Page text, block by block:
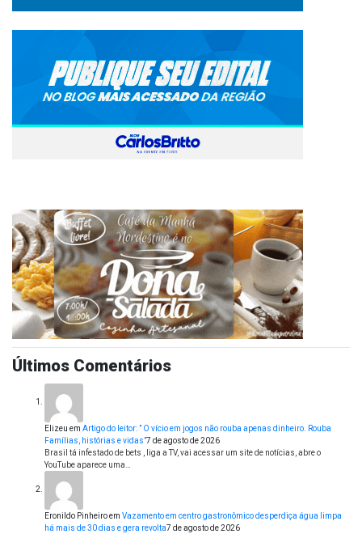
Últimos Comentários
Elizeu em Artigo do leitor: ” O vício em jogos não rouba apenas dinheiro. Rouba
Famílias, histórias e vidas”7 de agosto de 2026
Brasil tá infestado de bets , liga a TV, vai acessar um site de notícias, abre o
YouTube aparece uma…
Eronildo Pinheiroem Vazamento em centro gastronômico desperdiça água limpa
há mais de 30 dias e gera revolta7 de agosto de 2026